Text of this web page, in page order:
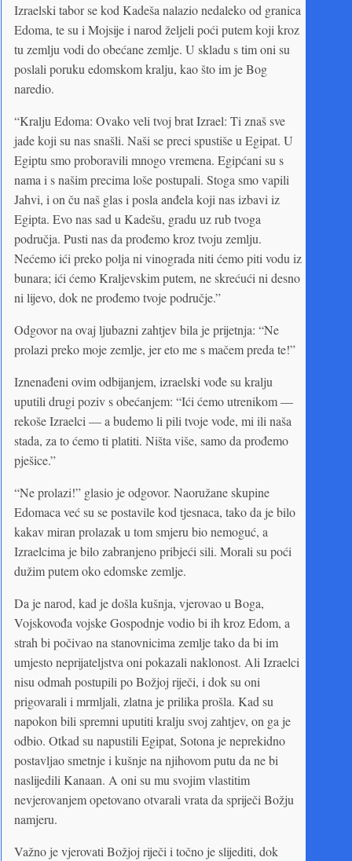
Izraelski tabor se kod Kadeša nalazio nedaleko od granica
Edoma, te su i Mojsije i narod željeli poći putem koji kroz
tu zemlju vodi do obećane zemlje. U skladu s tim oni su
poslali poruku edomskom kralju, kao što im je Bog
naredio.
“Kralju Edoma: Ovako veli tvoj brat Izrael: Ti znaš sve
jade koji su nas snašli. Naši se preci spustiše u Egipat. U
Egiptu smo proboravili mnogo vremena. Egipćani su s
nama i s našim precima loše postupali. Stoga smo vapili
Jahvi, i on ču naš glas i posla anđela koji nas izbavi iz
Egipta. Evo nas sad u Kadešu, gradu uz rub tvoga
područja. Pusti nas da prođemo kroz tvoju zemlju.
Nećemo ići preko polja ni vinograda niti ćemo piti vodu iz
bunara; ići ćemo Kraljevskim putem, ne skrećući ni desno
ni lijevo, dok ne prođemo tvoje područje.”
Odgovor na ovaj ljubazni zahtjev bila je prijetnja: “Ne
prolazi preko moje zemlje, jer eto me s mačem preda te!”
Iznenađeni ovim odbijanjem, izraelski vođe su kralju
uputili drugi poziv s obećanjem: “Ići ćemo utrenikom —
rekoše Izraelci — a budemo li pili tvoje vode, mi ili naša
stada, za to ćemo ti platiti. Ništa više, samo da prođemo
pješice.”
“Ne prolazi!” glasio je odgovor. Naoružane skupine
Edomaca već su se postavile kod tjesnaca, tako da je bilo
kakav miran prolazak u tom smjeru bio nemoguć, a
Izraelcima je bilo zabranjeno pribjeći sili. Morali su poći
dužim putem oko edomske zemlje.
Da je narod, kad je došla kušnja, vjerovao u Boga,
Vojskovođa vojske Gospodnje vodio bi ih kroz Edom, a
strah bi počivao na stanovnicima zemlje tako da bi im
umjesto neprijateljstva oni pokazali naklonost. Ali Izraelci
nisu odmah postupili po Božjoj riječi, i dok su oni
prigovarali i mrmljali, zlatna je prilika prošla. Kad su
napokon bili spremni uputiti kralju svoj zahtjev, on ga je
odbio. Otkad su napustili Egipat, Sotona je neprekidno
postavljao smetnje i kušnje na njihovom putu da ne bi
naslijedili Kanaan. A oni su mu svojim vlastitim
nevjerovanjem opetovano otvarali vrata da spriječi Božju
namjeru.
Važno je vjerovati Božjoj riječi i točno je slijediti, dok